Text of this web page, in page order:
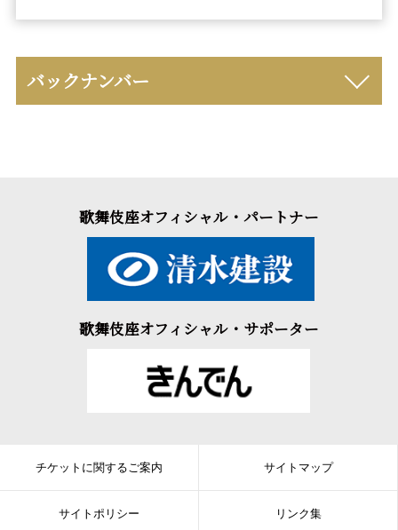
バックナンバー
歌舞伎座オフィシャル・パートナー
歌舞伎座オフィシャル・サポーター
チケットに関するご案内 サイトマップ
サイトポリシー リンク集